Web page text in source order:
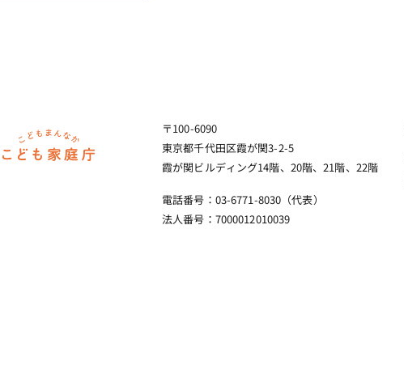
〒100-6090
東京都千代田区霞が関3-2-5
霞が関ビルディング14階、20階、21階、22階
電話番号：03-6771-8030（代表）
法人番号：7000012010039